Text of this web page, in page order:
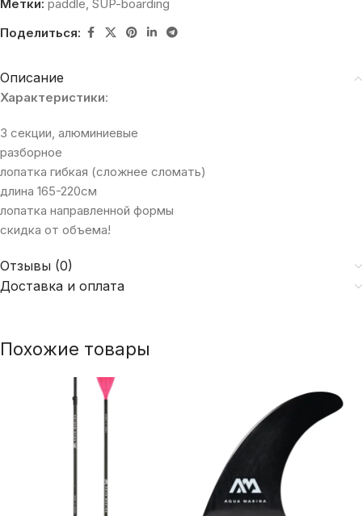
Метки: paddle, SUP-boarding
Поделиться:
Описание
Характеристики:
3 секции, алюминиевые
разборное
лопатка гибкая (сложнее сломать)
длина 165-220см
лопатка направленной формы
скидка от объема!
Отзывы (0)
Доставка и оплата
Похожие товары